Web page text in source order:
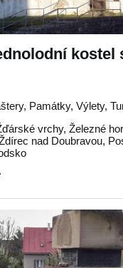
kostel
Památky, Výlety,
vrchy, Železné
nad Doubravou,